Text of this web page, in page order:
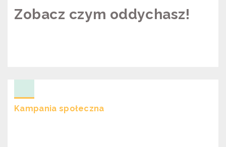
Zobacz czym oddychasz!
Kampania społeczna